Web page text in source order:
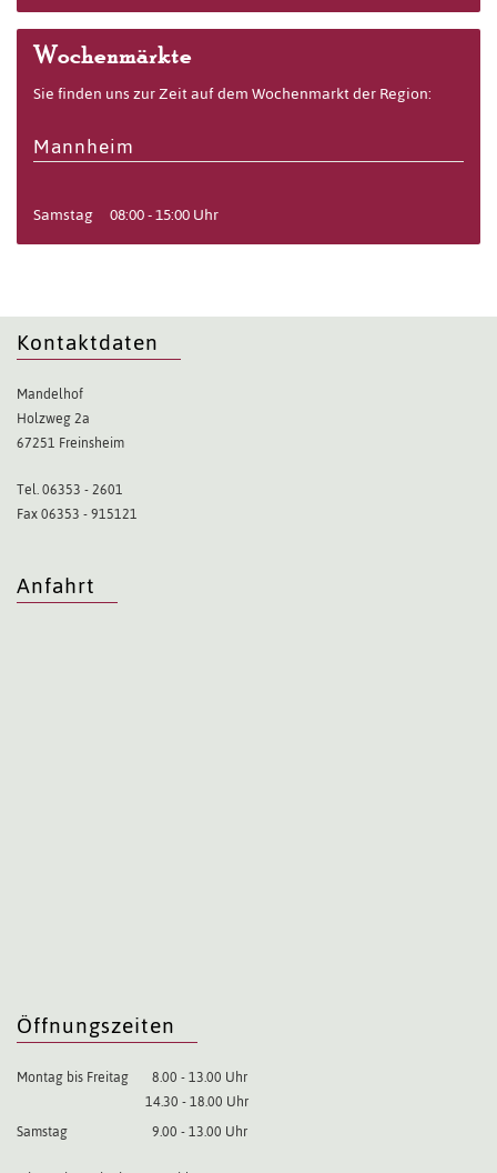
Wochenmärkte
Sie finden uns zur Zeit auf dem Wochenmarkt der Region:
Mannheim
Samstag 08:00 - 15:00 Uhr
Kontaktdaten
Mandelhof
Holzweg 2a
67251 Freinsheim
Tel. 06353 - 2601
Fax 06353 - 915121
Anfahrt
Öffnungszeiten
Montag bis Freitag
8.00 - 13.00 Uhr
14.30 - 18.00 Uhr
Samstag
9.00 - 13.00 Uhr